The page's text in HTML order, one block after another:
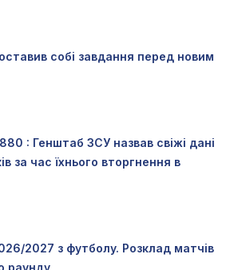
собі завдання перед новим
: Генштаб ЗСУ назвав свіжі дані
за час їхнього вторгнення в
2027 з футболу. Розклад матчів
раунду